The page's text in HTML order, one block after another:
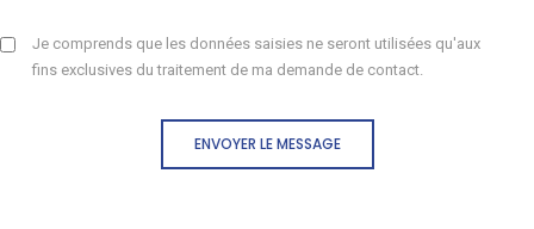
Je comprends que les données saisies ne seront utilisées qu'aux
fins exclusives du traitement de ma demande de contact.
ENVOYER LE MESSAGE